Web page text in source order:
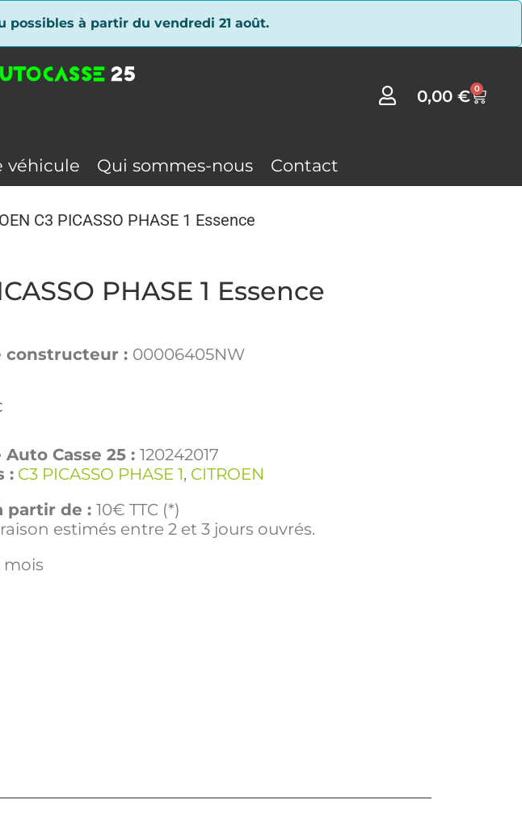
possibles à partir du vendredi 21 août.
0,00€ 0
véhicule Qui sommes-nous Contact
C3 PICASSO PHASE 1 Essence
PHASE 1 Essence
constructeur : 00006405NW
Casse 25 : 120242017
: C3 PICASSO PHASE 1, CITROEN
partir de : 10€ TTC (*)
estimés entre 2 et 3 jours ouvrés.
mois